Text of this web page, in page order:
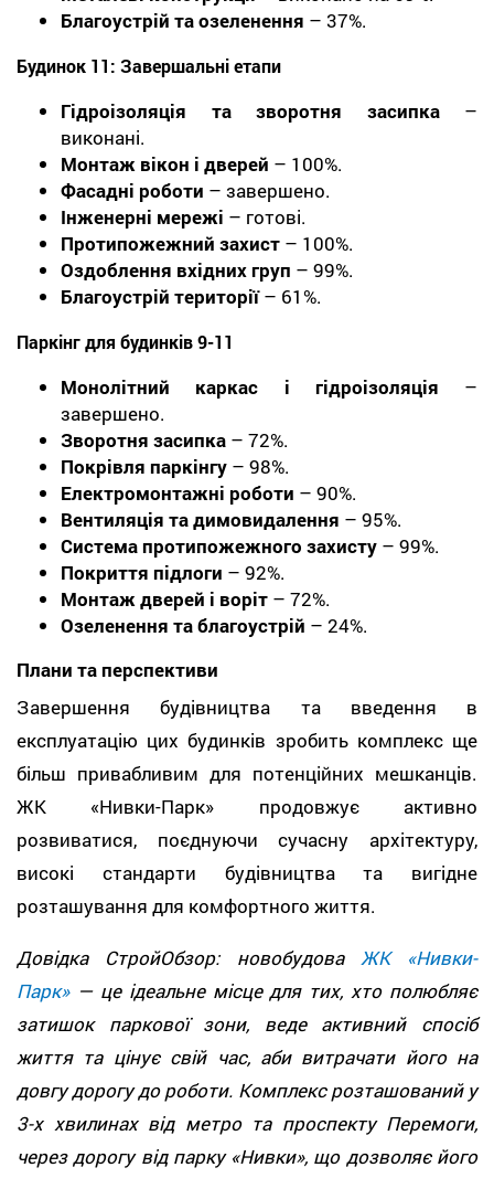
Благоустрій та озеленення – 37%.
Будинок 11: Завершальні етапи
Гідроізоляція та зворотня засипка–
виконані.
Монтаж вікон і дверей – 100%.
Фасадні роботи – завершено.
Інженерні мережі – готові.
Протипожежний захист – 100%.
Оздоблення вхідних груп – 99%.
Благоустрій території– 61%.
Паркінг для будинків 9-11
Монолітний каркас і гідроізоляція –
завершено.
Зворотня засипка – 72%.
Покрівля паркінгу – 98%.
Електромонтажні роботи – 90%.
Вентиляція та димовидалення – 95%.
Система протипожежного захисту – 99%.
Покриття підлоги – 92%.
Монтаж дверей і воріт – 72%.
Озеленення та благоустрій – 24%.
Плани та перспективи
Завершення будівництва та введення в
експлуатацію цих будинків зробить комплекс ще
більш привабливим для потенційних мешканців.
ЖК «Нивки-Парк» продовжує активно
розвиватися, поєднуючи сучасну архітектуру,
високі стандарти будівництва та вигідне
розташування для комфортного життя.
Довідка СтройОбзор: новобудова ЖК «Нивки-
Парк»— це ідеальне місце для тих, хто полюбляє
затишок паркової зони, веде активний спосіб
життя та цінує свій час, аби витрачати його на
довгу дорогу до роботи. Комплекс розташований у
3-х хвилинах від метро та проспекту Перемоги,
через дорогу від парку «Нивки», що дозволяє його